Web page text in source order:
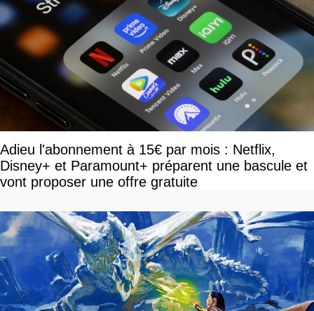
Adieu l'abonnement à 15€ par mois : Netflix,
Disney+ et Paramount+ préparent une bascule et
vont proposer une offre gratuite